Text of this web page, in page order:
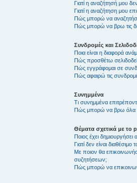
Γιατί η αναζήτησή μου
Γιατί η αναζήτηση μου
Πώς μπορώ να
Πώς μπορώ να βρω τις
Συνδρομές και
Ποια είναι η διαφορά
Πώς προσθέτω
Πώς εγγράφομαι σε
Πώς αφαιρώ τις
Συνημμένα
Τι συνημμένα
Πώς μπορώ να βρω όλα
Θέματα σχετικά με το
Ποιος έχει
Γιατί δεν είναι διαθέσιμο
Με ποιον θα
συζητήσεων;
Πώς μπορώ να